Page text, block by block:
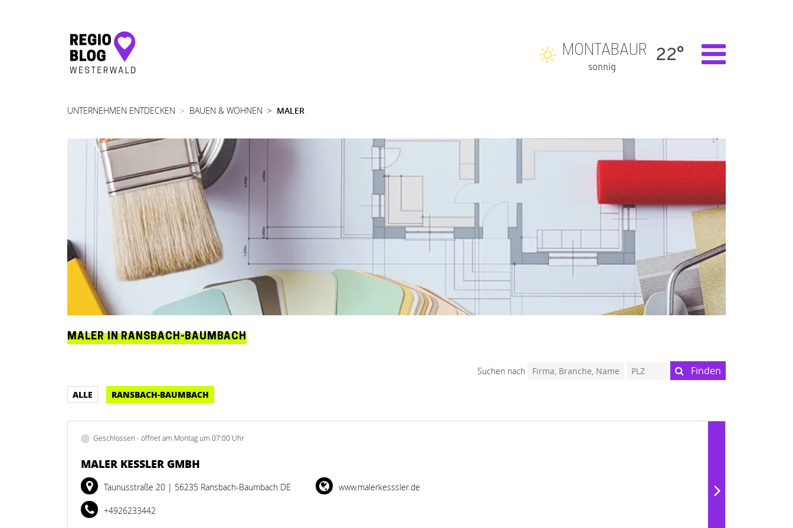
Hauptnavigation
MONTABAUR
sonnig
22°
UNTERNEHMEN ENTDECKEN BAUEN & WOHNEN MALER
MALER IN RANSBACH-BAUMBACH
Suchen nach Finden
ALLE RANSBACH-BAUMBACH
Geschlossen - öffnet am Montag um 07:00 Uhr
MALER KESSLER GMBH
Taunusstraße 20 | 56235 Ransbach-Baumbach DE
+4926233442
www.malerkesssler.de